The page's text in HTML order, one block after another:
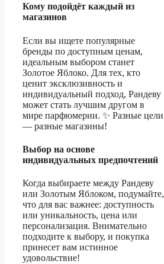
Кому подойдёт каждый из
магазинов
Если вы ищете популярные
бренды по доступным ценам,
идеальным выбором станет
Золотое Яблоко. Для тех, кто
ценит эксклюзивность и
индивидуальный подход, Рандеву
может стать лучшим другом в
мире парфюмерии. ✨ Разные цели
— разные магазины!
Выбор на основе
индивидуальных предпочтений
Когда выбираете между Рандеву
или Золотым Яблоком, подумайте,
что для вас важнее: доступность
или уникальность, цена или
персонализация. Внимательно
подходите к выбору, и покупка
принесет вам истинное
удовольствие!